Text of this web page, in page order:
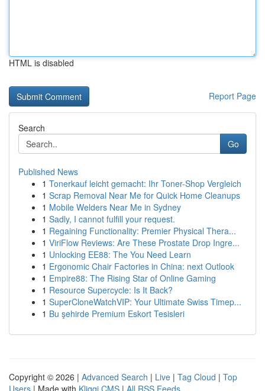
HTML is disabled
Report Page
Search
Go
Published News
1 Tonerkauf leicht gemacht: Ihr Toner-Shop Vergleich
1 Scrap Removal Near Me for Quick Home Cleanups
1 Mobile Welders Near Me in Sydney
1 Sadly, I cannot fulfill your request.
1 Regaining Functionality: Premier Physical Thera...
1 ViriFlow Reviews: Are These Prostate Drop Ingre...
1 Unlocking EE88: The You Need Learn
1 Ergonomic Chair Factories in China: next Outlook
1 Empire88: The Rising Star of Online Gaming
1 Resource Supercycle: Is It Back?
1 SuperCloneWatchVIP: Your Ultimate Swiss Timep...
1 Bu şehirde Premium Eskort Tesisleri
Copyright © 2026 | Advanced Search | Live | Tag Cloud | Top
Users | Made with Kliqqi CMS | All RSS Feeds